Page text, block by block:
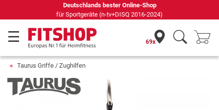
Seit 42 Jahren Ihr Experte für Heimfitness
69x
Taurus Griffe / Zughilfen